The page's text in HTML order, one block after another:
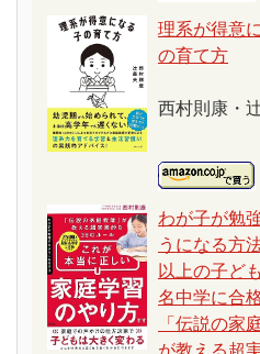
理系が得意
の育て方
西村則康・
わが子が勉
うになる方
以上の子ど
名中学に合
「伝説の家
が教える超